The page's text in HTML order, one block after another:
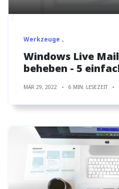
Werkzeuge
Windows Live
beheben - 5
MÄR 29, 2022 6 MIN. LESEZEIT